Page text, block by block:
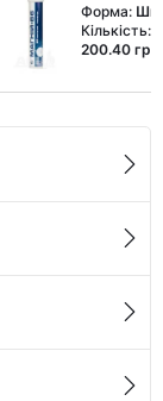
Форма:
Кількість:
200.40 грн